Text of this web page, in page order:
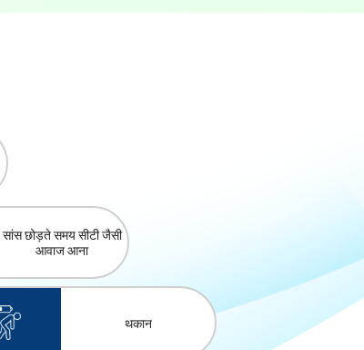
सांस छोड़ते समय सीटी जैसी
आवाज आना
थकान